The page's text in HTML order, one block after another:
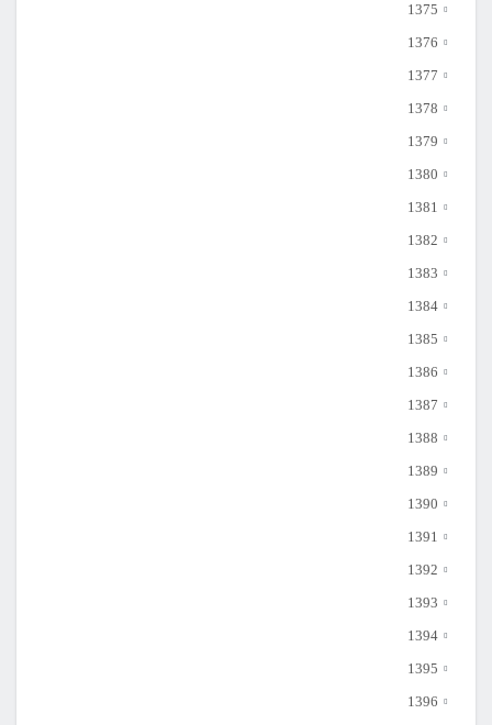
1375
1376
1377
1378
1379
1380
1381
1382
1383
1384
1385
1386
1387
1388
1389
1390
1391
1392
1393
1394
1395
1396